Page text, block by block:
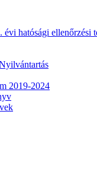
évi hatósági ellenőrzési
2019-2024